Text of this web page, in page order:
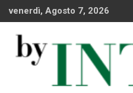
venerdì, Agosto 7, 2026